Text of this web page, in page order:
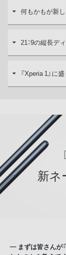
何もかもが新し
21：9の縦長デ
『Xperia 1』に
新ネ
まずは皆さんが